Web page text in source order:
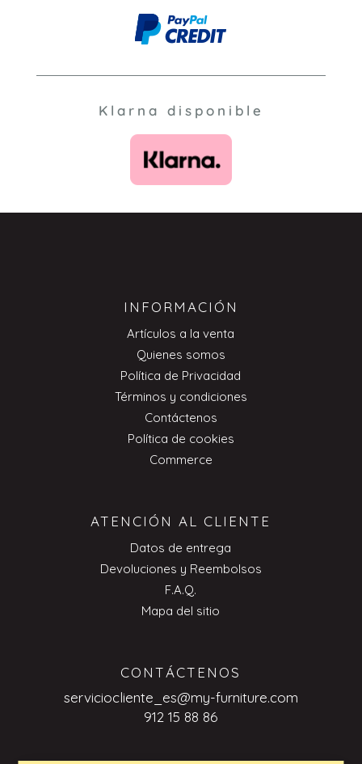
Klarna disponible
INFORMACIÓN
Artículos a la venta
Quienes somos
Política de Privacidad
Términos y condiciones
Contáctenos
Política de cookies
Commerce
ATENCIÓN AL CLIENTE
Datos de entrega
Devoluciones y Reembolsos
F.A.Q.
Mapa del sitio
CONTÁCTENOS
serviciocliente_es@my-furniture.com
912 15 88 86